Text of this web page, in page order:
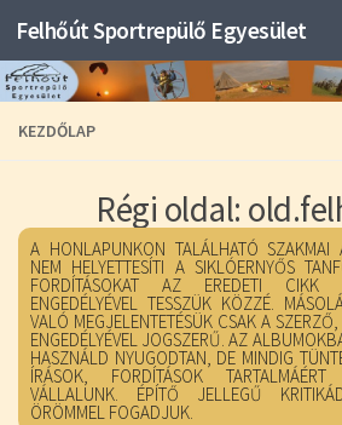
Felhőút Sportrepülő Egyesület
KEZDŐLAP
Régi oldal:
A HONLAPUNKON TALÁLHATÓ SZAKMAI
NEM HELYETTESÍTI A SIKLÓERNYŐS
FORDÍTÁSOKAT AZ EREDETI CIKK
ENGEDÉLYÉVEL TESSZÜK KÖZZÉ.
VALÓ MEGJELENTETÉSÜK CSAK A
ENGEDÉLYÉVEL JOGSZERŰ. AZ
HASZNÁLD NYUGODTAN, DE MINDIG
ÍRÁSOK, FORDÍTÁSOK
VÁLLALUNK. ÉPÍTŐ JELLEGŰ
ÖRÖMMEL FOGADJUK.